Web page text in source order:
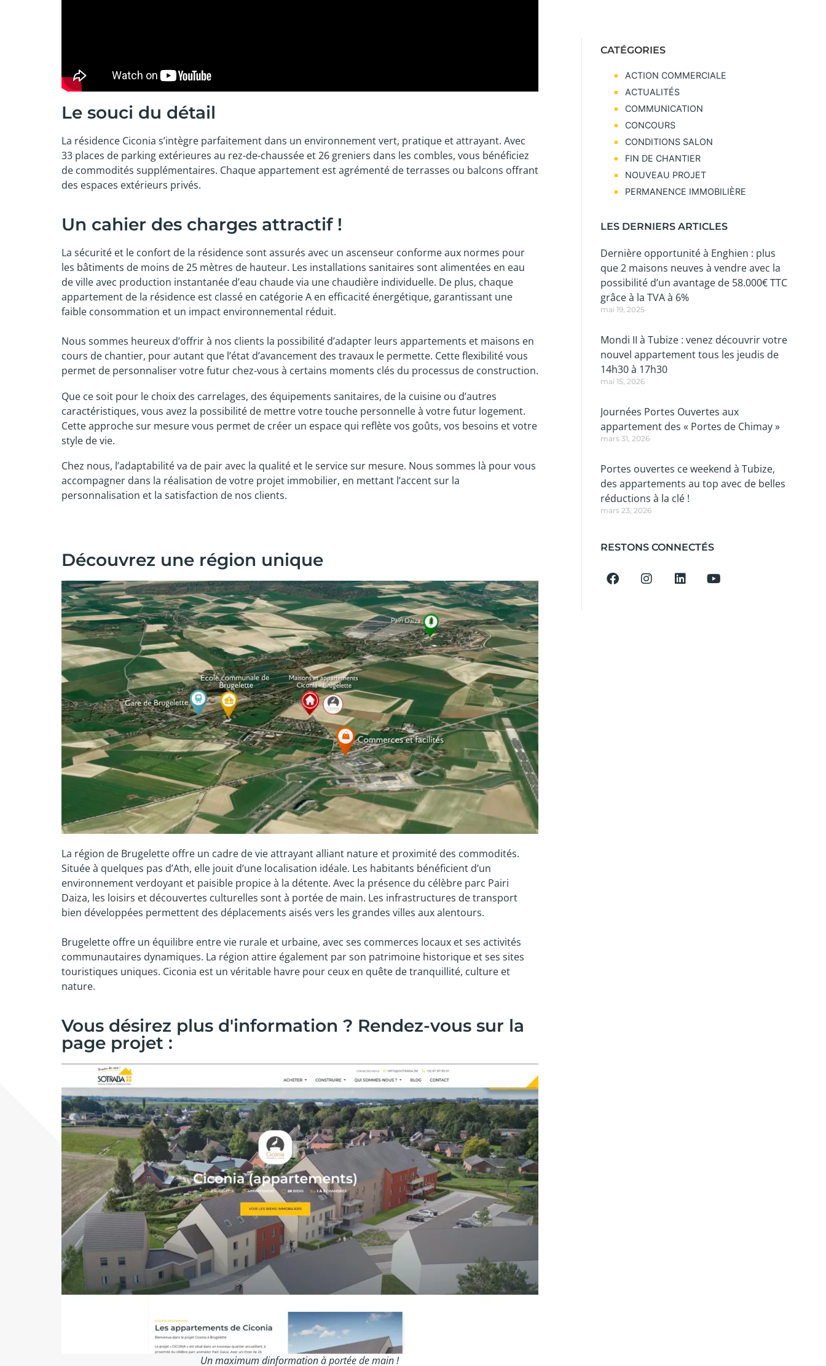
Le souci du détail
La résidence Ciconia s’intègre parfaitement dans un environnement vert, pratique et attrayant. Avec
33 places de parking extérieures au rez-de-chaussée et 26 greniers dans les combles, vous bénéficiez
de commodités supplémentaires. Chaque appartement est agrémenté de terrasses ou balcons offrant
des espaces extérieurs privés.
Un cahier des charges attractif !
La sécurité et le confort de la résidence sont assurés avec un ascenseur conforme aux normes pour
les bâtiments de moins de 25 mètres de hauteur. Les installations sanitaires sont alimentées en eau
de ville avec production instantanée d’eau chaude via une chaudière individuelle. De plus, chaque
appartement de la résidence est classé en catégorie A en efficacité énergétique, garantissant une
faible consommation et un impact environnemental réduit.
Nous sommes heureux d’offrir à nos clients la possibilité d’adapter leurs appartements et maisons en
cours de chantier, pour autant que l’état d’avancement des travaux le permette. Cette flexibilité vous
permet de personnaliser votre futur chez-vous à certains moments clés du processus de construction.
Que ce soit pour le choix des carrelages, des équipements sanitaires, de la cuisine ou d’autres
caractéristiques, vous avez la possibilité de mettre votre touche personnelle à votre futur logement.
Cette approche sur mesure vous permet de créer un espace qui reflète vos goûts, vos besoins et votre
style de vie.
Chez nous, l’adaptabilité va de pair avec la qualité et le service sur mesure. Nous sommes là pour vous
accompagner dans la réalisation de votre projet immobilier, en mettant l’accent sur la
personnalisation et la satisfaction de nos clients.
Découvrez une région unique
La région de Brugelette offre un cadre de vie attrayant alliant nature et proximité des commodités.
Située à quelques pas d’Ath, elle jouit d’une localisation idéale. Les habitants bénéficient d’un
environnement verdoyant et paisible propice à la détente. Avec la présence du célèbre parc Pairi
Daiza, les loisirs et découvertes culturelles sont à portée de main. Les infrastructures de transport
bien développées permettent des déplacements aisés vers les grandes villes aux alentours.
Brugelette offre un équilibre entre vie rurale et urbaine, avec ses commerces locaux et ses activités
communautaires dynamiques. La région attire également par son patrimoine historique et ses sites
touristiques uniques. Ciconia est un véritable havre pour ceux en quête de tranquillité, culture et
nature.
Vous désirez plus d'information ? Rendez-vous sur la
page projet :
Un maximum dinformation à portée de main !
CATÉGORIES
ACTION COMMERCIALE
ACTUALITÉS
COMMUNICATION
CONCOURS
CONDITIONS SALON
FIN DE CHANTIER
NOUVEAU PROJET
PERMANENCE IMMOBILIÈRE
LES DERNIERS ARTICLES
Dernière opportunité à Enghien : plus
que 2 maisons neuves à vendre avec la
possibilité d’un avantage de 58.000€ TTC
grâce à la TVA à 6%
mai 19, 2025
Mondi II à Tubize : venez découvrir votre
nouvel appartement tous les jeudis de
14h30 à 17h30
mai 15, 2026
Journées Portes Ouvertes aux
appartement des « Portes de Chimay »
mars 31, 2026
Portes ouvertes ce weekend à Tubize,
des appartements au top avec de belles
réductions à la clé !
mars 23, 2026
RESTONS CONNECTÉS